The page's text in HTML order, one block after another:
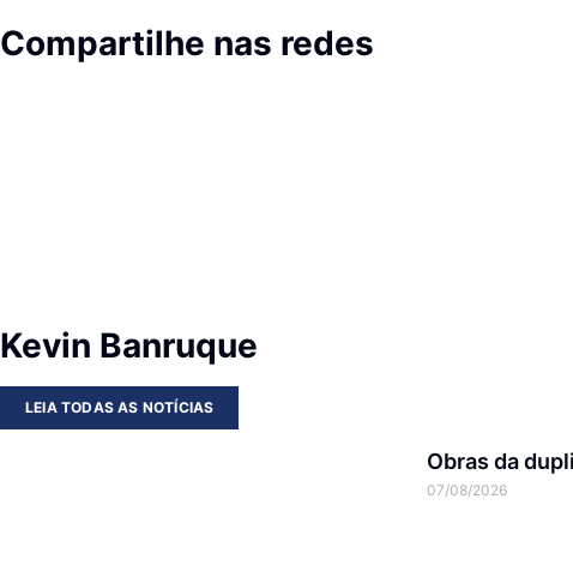
Compartilhe nas redes
Kevin Banruque
LEIA TODAS AS NOTÍCIAS
Obras da
07/08/2026